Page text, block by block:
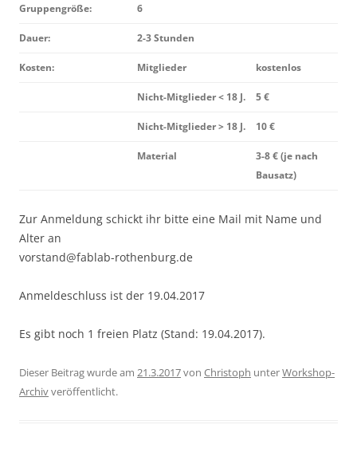
Gruppengröße: 6
Dauer: 2-3 Stunden
Kosten: Mitglieder kostenlos
Nicht-Mitglieder < 18 J. 5 €
Nicht-Mitglieder > 18 J. 10 €
Material
3-8 € (je nach
Bausatz)
Zur Anmeldung schickt ihr bitte eine Mail mit Name und
Alter an
vorstand@fablab-rothenburg.de
Anmeldeschluss ist der 19.04.2017
Es gibt noch 1 freien Platz (Stand: 19.04.2017).
Dieser Beitrag wurde am 21.3.2017von Christoph unterWorkshop-
Archivveröffentlicht.